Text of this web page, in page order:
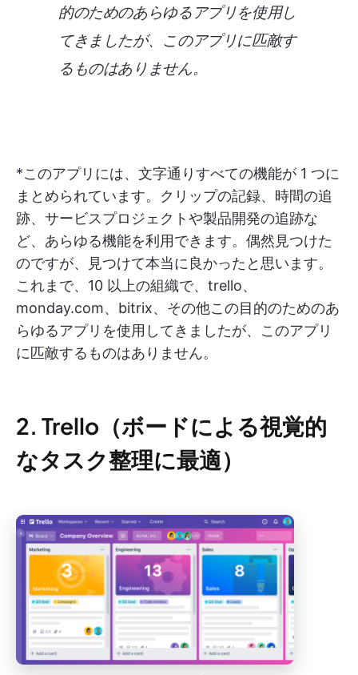
的のためのあらゆるアプリを使用し
てきましたが、このアプリに匹敵す
るものはありません。
*このアプリには、文字通りすべての機能が 1 つに
まとめられています。クリップの記録、時間の追
跡、サービスプロジェクトや製品開発の追跡な
ど、あらゆる機能を利用できます。偶然見つけた
のですが、見つけて本当に良かったと思います。
これまで、10 以上の組織で、trello、
monday.com、bitrix、その他この目的のためのあ
らゆるアプリを使用してきましたが、このアプリ
に匹敵するものはありません。
2. Trello（ボードによる視覚的
なタスク整理に最適）